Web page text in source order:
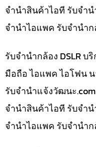
จำนำสินค้าไอที รับจำ
จำนำไอแพค รับจำนำ
รับจำนำกล้อง DSLR
มือถือ ไอแพค ไอโฟน
รับจํานําแจ้งวัฒนะ
จำนำสินค้าไอที รับจำ
จำนำไอแพค รับจำนำ